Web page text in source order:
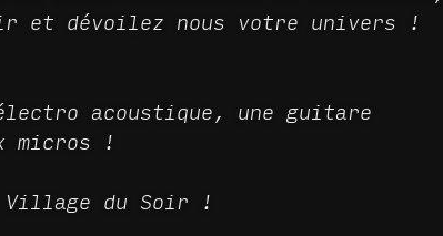
et dévoilez nous votre univers !
acoustique, une guitare
micros !
Village du Soir !